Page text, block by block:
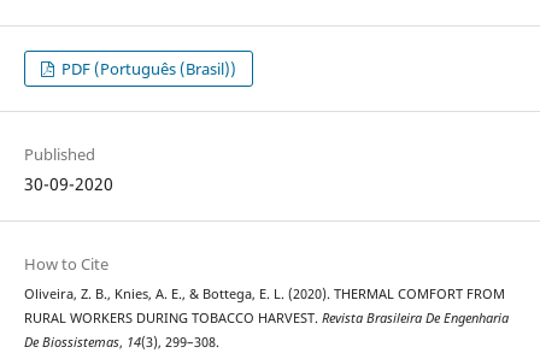
PDF (Português (Brasil))
Published
30-09-2020
How to Cite
Oliveira, Z. B., Knies, A. E., & Bottega, E. L. (2020). THERMAL COMFORT FROM
RURAL WORKERS DURING TOBACCO HARVEST. Revista Brasileira De Engenharia
De Biossistemas, 14(3), 299–308.